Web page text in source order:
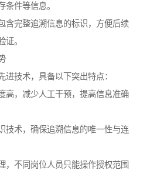
条件等信息。
含完整追溯信息的标识，方便后续
证。
进技术，具备以下突出特点：
高，减少人工干预，提高信息准确
技术，确保追溯信息的唯一性与连
，不同岗位人员只能操作授权范围